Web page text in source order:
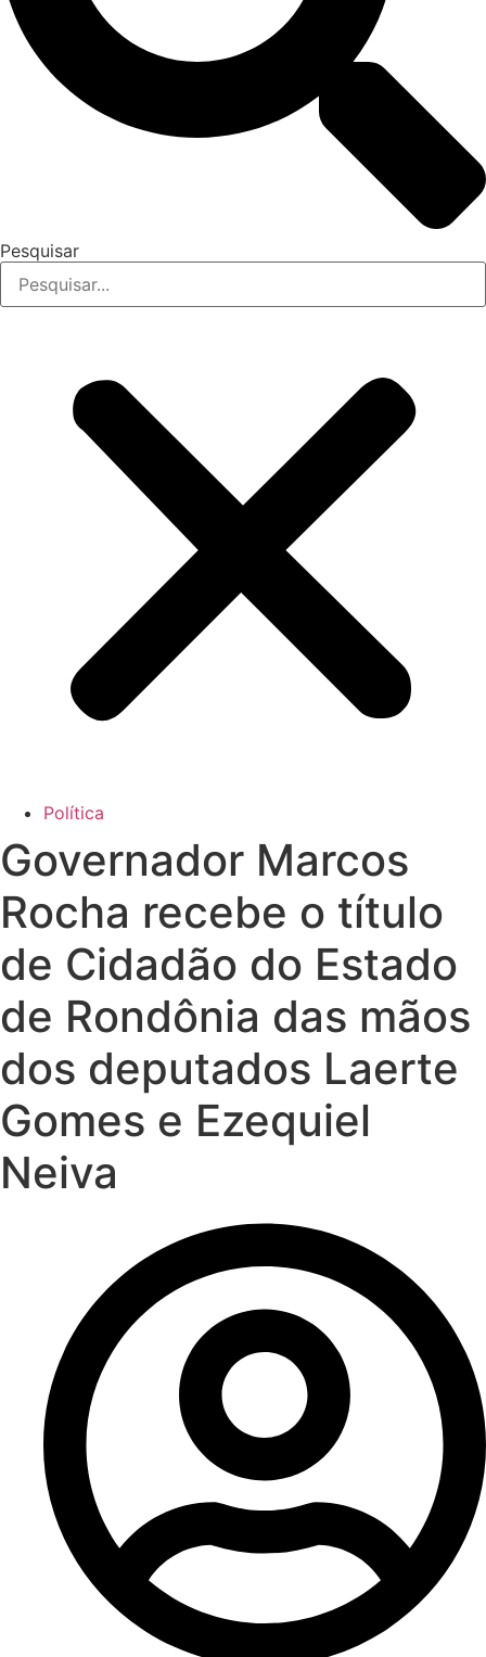
Pesquisar
Política
Governador Marcos
Rocha recebe o título
de Cidadão do Estado
de Rondônia das mãos
dos deputados Laerte
Gomes e Ezequiel
Neiva